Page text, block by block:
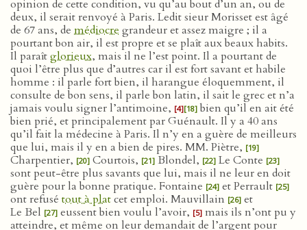
opinion de cette condition, vu qu’au bout d’un an, ou de
deux, il serait renvoyé à Paris. Ledit sieur Morisset est âgé
de 67 ans, de médiocre grandeur et assez maigre ; il a
pourtant bon air, il est propre et se plaît aux beaux habits.
Il paraîtglorieux, mais il ne l’est point. Il a pourtant de
quoi l’être plus que d’autres car il est fort savant et habile
homme : il parle fort bien, il harangue éloquemment, il
consulte de bon sens, il parle bon latin, il sait le grec et n’a
jamais voulu signer l’antimoine, [4][18] bien qu’il en ait été
bien prié, et principalement par Guénault. Il y a 40 ans
qu’il fait la médecine à Paris. Il n’y en a guère de meilleurs
que lui, mais il y en a bien de pires. MM. Piètre, [19]
Charpentier, [20] Courtois, [21] Blondel, [22] Le Conte [23]
sont peut-être plus savants que lui, mais il ne leur en doit
guère pour la bonne pratique. Fontaine [24] et Perrault [25]
ont refusé tout à platcet emploi. Mauvillain [26] et
Le Bel [27] eussent bien voulu l’avoir, [5] mais ils n’ont pu y
atteindre, et même on leur demandait de l’argent pour